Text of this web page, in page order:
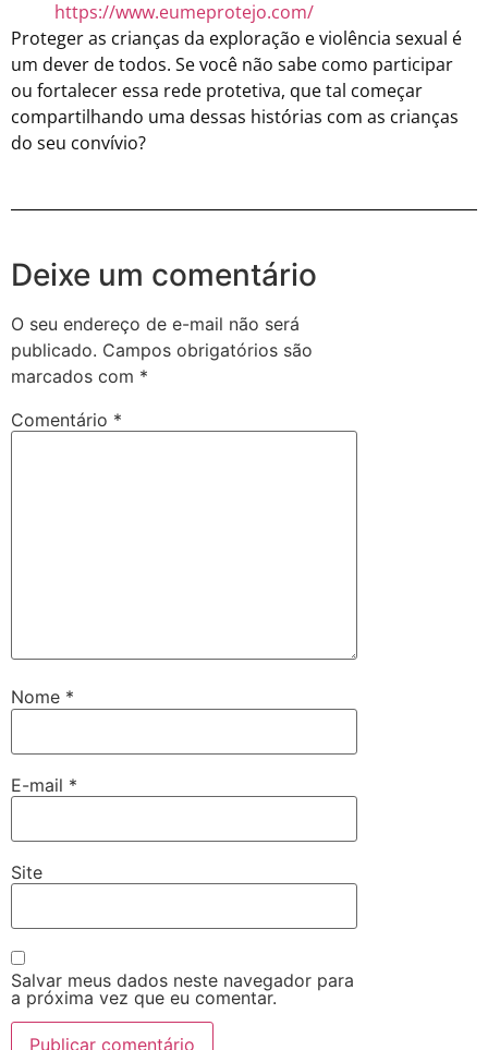
https://www.eumeprotejo.com/
Proteger as crianças da exploração e violência sexual é
um dever de todos. Se você não sabe como participar
ou fortalecer essa rede protetiva, que tal começar
compartilhando uma dessas histórias com as crianças
do seu convívio?
Deixe um comentário
O seu endereço de e-mail não será
publicado. Campos obrigatórios são
marcados com *
Comentário *
Nome *
E-mail *
Site
Salvar meus dados neste navegador para
a próxima vez que eu comentar.